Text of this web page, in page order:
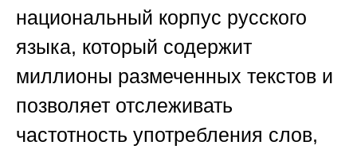
национальный корпус русского
языка, который содержит
миллионы размеченных текстов и
позволяет отслеживать
частотность употребления слов,